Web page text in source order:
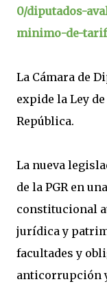
0/diputados-
minimo-de-
La Cámara de
expide la Ley
República.
La nueva
de la PGR en
constitucional
jurídica y
facultades y
anticorrupción